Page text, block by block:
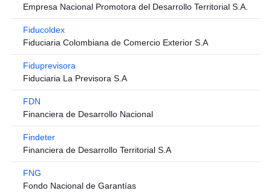
Empresa Nacional Promotora del Desarrollo Territorial S.A.
Fiducoldex
Fiduciaria Colombiana de Comercio Exterior S.A
Fiduprevisora
Fiduciaria La Previsora S.A
FDN
Financiera de Desarrollo Nacional
Findeter
Financiera de Desarrollo Territorial S.A
FNG
Fondo Nacional de Garantías